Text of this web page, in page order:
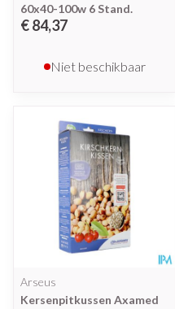
60x40-100w 6 Stand.
€ 84,37
Niet beschikbaar
Arseus
Kersenpitkussen Axamed